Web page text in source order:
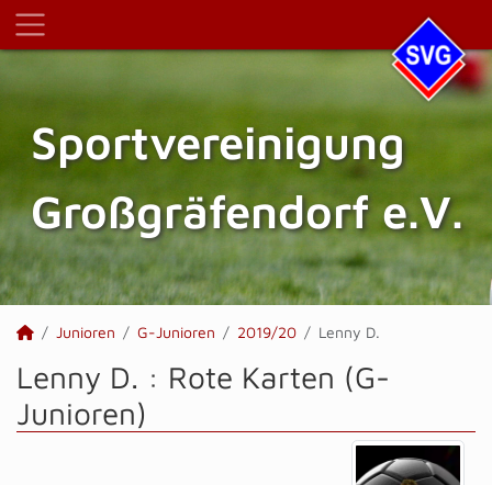
Sportvereinigung
Großgräfendorf e.V.
Junioren G-Junioren 2019/20 Lenny D.
Lenny D. : Rote Karten (G-
Junioren)